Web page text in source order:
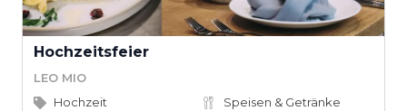
Hochzeitsfeier
LEO MIO
Hochzeit
Speisen & Getränke